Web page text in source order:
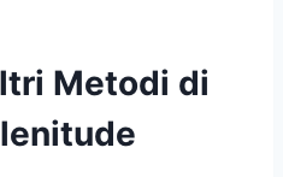
Metodi di